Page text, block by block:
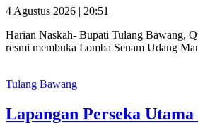
4 Agustus 2026 | 20:51
Harian Naskah- Bupati Tulang Bawang,
resmi membuka Lomba Senam Udang
Tulang Bawang
Lapangan Perseka